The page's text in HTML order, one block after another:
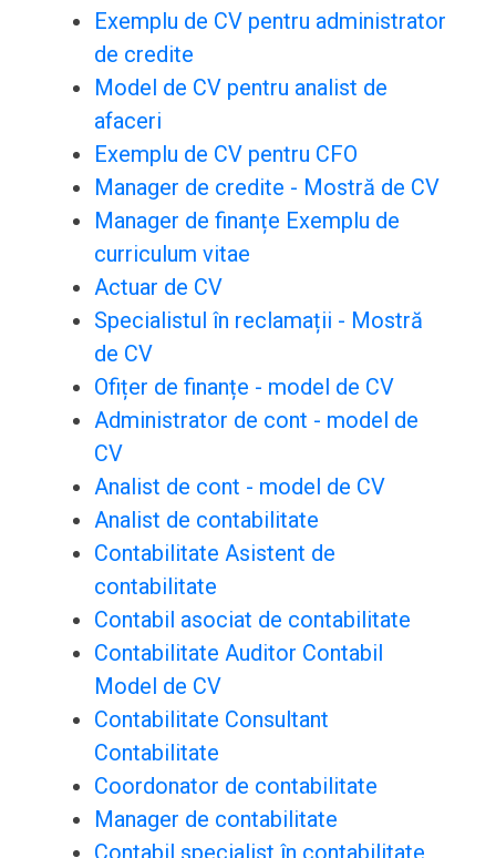
Exemplu de CV pentru administrator
de credite
Model de CV pentru analist de
afaceri
Exemplu de CV pentru CFO
Manager de credite - Mostră de CV
Manager de finanțe Exemplu de
curriculum vitae
Actuar de CV
Specialistul în reclamații - Mostră
de CV
Ofițer de finanțe - model de CV
Administrator de cont - model de
CV
Analist de cont - model de CV
Analist de contabilitate
Contabilitate Asistent de
contabilitate
Contabil asociat de contabilitate
Contabilitate Auditor Contabil
Model de CV
Contabilitate Consultant
Contabilitate
Coordonator de contabilitate
Manager de contabilitate
Contabil specialist în contabilitate